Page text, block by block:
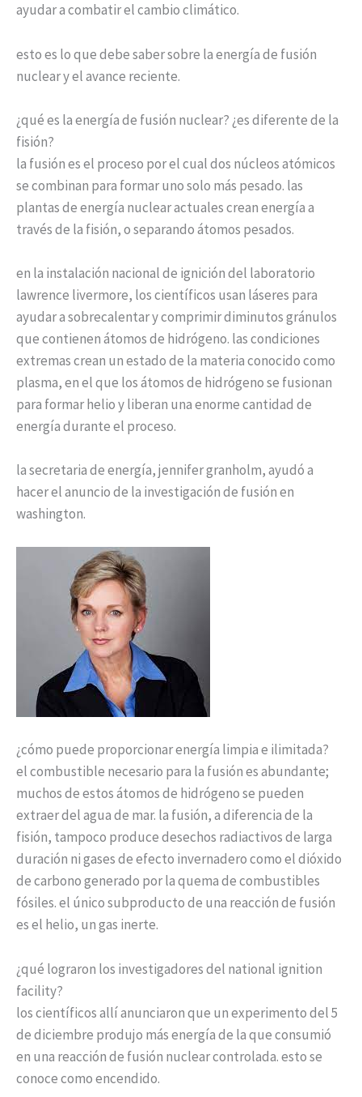
ayudar a combatir el cambio climático.
esto es lo que debe saber sobre la energía de fusión
nuclear y el avance reciente.
¿qué es la energía de fusión nuclear? ¿es diferente de la
fisión?
la fusión es el proceso por el cual dos núcleos atómicos
se combinan para formar uno solo más pesado. las
plantas de energía nuclear actuales crean energía a
través de la fisión, o separando átomos pesados.
en la instalación nacional de ignición del laboratorio
lawrence livermore, los científicos usan láseres para
ayudar a sobrecalentar y comprimir diminutos gránulos
que contienen átomos de hidrógeno. las condiciones
extremas crean un estado de la materia conocido como
plasma, en el que los átomos de hidrógeno se fusionan
para formar helio y liberan una enorme cantidad de
energía durante el proceso.
la secretaria de energía, jennifer granholm, ayudó a
hacer el anuncio de la investigación de fusión en
washington.
¿cómo puede proporcionar energía limpia e ilimitada?
el combustible necesario para la fusión es abundante;
muchos de estos átomos de hidrógeno se pueden
extraer del agua de mar. la fusión, a diferencia de la
fisión, tampoco produce desechos radiactivos de larga
duración ni gases de efecto invernadero como el dióxido
de carbono generado por la quema de combustibles
fósiles. el único subproducto de una reacción de fusión
es el helio, un gas inerte.
¿qué lograron los investigadores del national ignition
facility?
los científicos allí anunciaron que un experimento del 5
de diciembre produjo más energía de la que consumió
en una reacción de fusión nuclear controlada. esto se
conoce como encendido.